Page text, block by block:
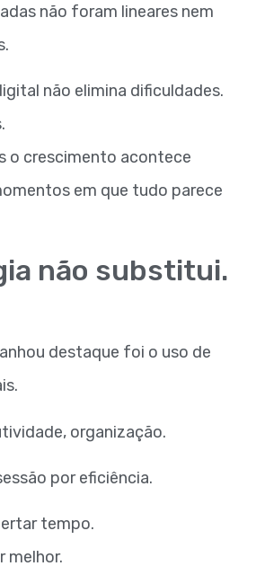
não foram lineares nem
não elimina dificuldades.
o crescimento acontece
em que tudo parece
não substitui.
destaque foi o uso de
organização.
por eficiência.
tempo.
melhor.